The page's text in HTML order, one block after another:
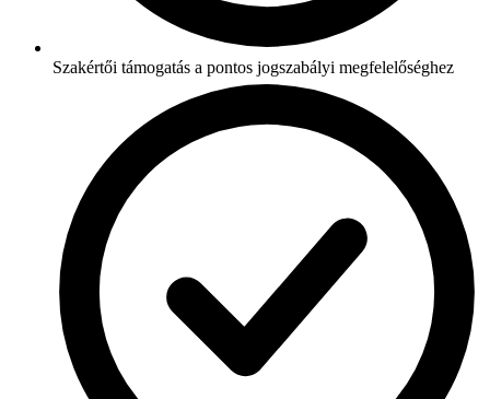
Szakértői támogatás a pontos jogszabályi megfelelőséghez